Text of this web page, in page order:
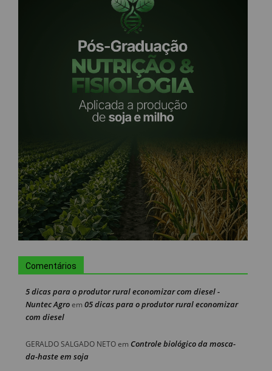
Comentários
5 dicas para o produtor rural economizar com diesel -
Nuntec Agroem 05 dicas para o produtor rural economizar
com diesel
GERALDO SALGADO NETOem Controle biológico da mosca-
da-haste em soja